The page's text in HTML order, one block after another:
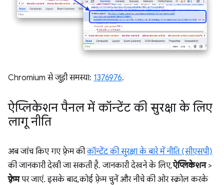
Chromium से जुड़ी समस्या: 1376976.
ऐप्लिकेशन पैनल में कॉन्टेंट की सुरक्षा के लिए
लागू नीति
अब जांच किए गए फ़्रेम कीकॉन्टेंट की सुरक्षा के बारे में नीति (सीएसपी)
की जानकारी देखी जा सकती है. जानकारी देखने के लिए,ऐप्लिकेशन>
फ़्रेमपर जाएं. इसके बाद, कोई फ़्रेम चुनें और नीचे की ओर स्क्रोल करके